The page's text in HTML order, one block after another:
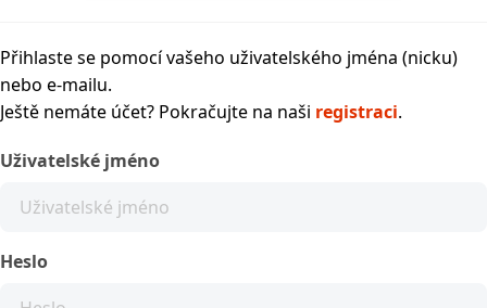
Přihlaste se pomocí vašeho uživatelského jména (nicku)
nebo e-mailu.
Ještě nemáte účet? Pokračujte na naši registraci.
Uživatelské jméno
Heslo